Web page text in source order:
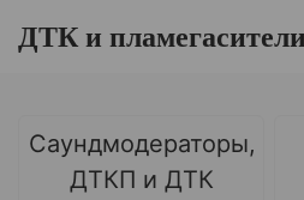
ДТК и
Саундмодераторы,
ДТКП и ДТК